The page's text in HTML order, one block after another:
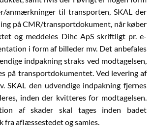
anmærkninger til transporten, SKAL der
på CMR/transportdokument, når køber
og meddeles Dihc ApS skriftligt pr. e-
i form af billeder mv. Det anbefales
indpakning straks ved modtagelsen,
på transportdokumentet. Ved levering af
SKAL den udvendige indpakning fjernes
inden der kvitteres for modtagelsen.
af skader skal tages inden badet
aflæssestedet og samles.